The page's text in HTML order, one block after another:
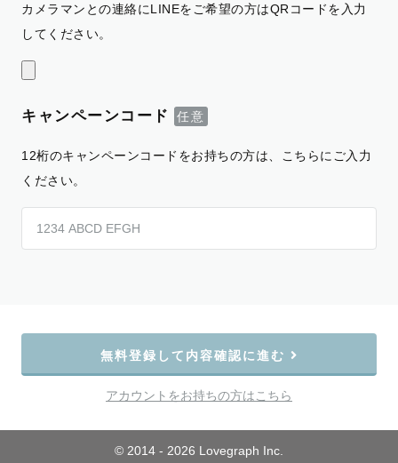
カメラマンとの連絡にLINEをご希望の方はQRコードを入力
してください。
キャンペーンコード
12桁のキャンペーンコードをお持ちの方は、こちらにご入力
ください。
無料登録して内容確認に進む
アカウントをお持ちの方はこちら
© 2014 - 2026 Lovegraph Inc.